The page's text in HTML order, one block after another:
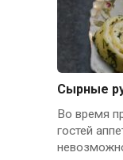
Сырные
Во время
гостей